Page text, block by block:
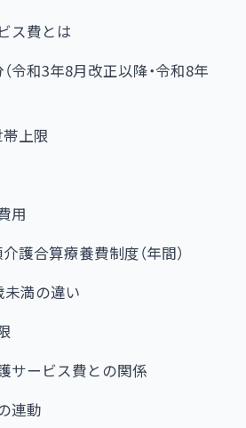
ス費とは
令和3年8月改正以降・令和8年
上限
用
護合算療養費制度（年間）
未満の違い
サービス費との関係
連動